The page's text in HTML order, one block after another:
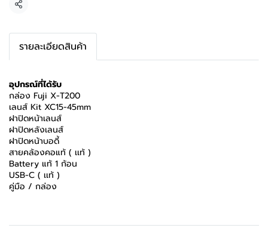
แชร์
รายละเอียดสินค้า
อุปกรณ์ที่ได้รับ
กล่อง Fuji X-T200
เลนส์ Kit XC15-45mm
ฝาปิดหน้าเลนส์
ฝาปิดหลังเลนส์
ฝาปิดหน้าบอดี้
สายคล้องคอแท้ ( เเท้ )
Battery แท้ 1 ก้อน
USB-C ( เเท้ )
คู่มือ / กล่อง